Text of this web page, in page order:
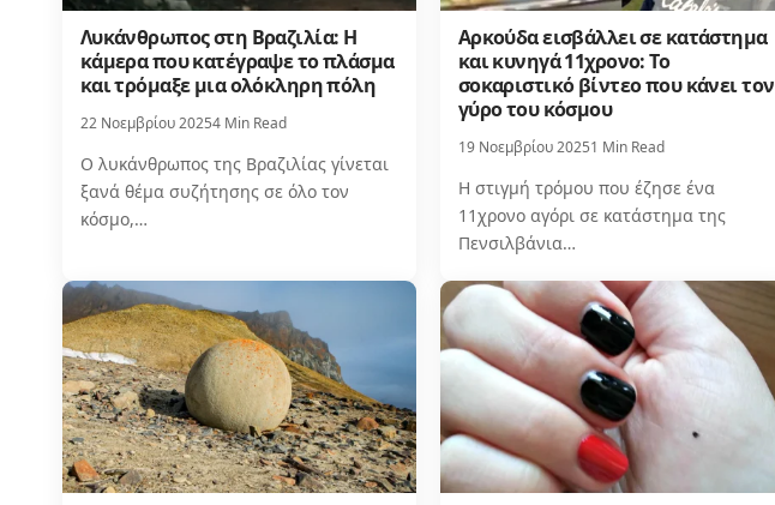
Λυκάνθρωπος στη Βραζιλία: Η
κάμερα που κατέγραψε το πλάσμα
και τρόμαξε μια ολόκληρη πόλη
22 Νοεμβρίου 20254 Min Read
Ο λυκάνθρωπος της Βραζιλίας γίνεται
ξανά θέμα συζήτησης σε όλο τον
κόσμο,…
Αρκούδα εισβάλλει σε κατάστημα
και κυνηγά 11χρονο: Το
σοκαριστικό βίντεο που κάνει τον
γύρο του κόσμου
19 Νοεμβρίου 20251 Min Read
Η στιγμή τρόμου που έζησε ένα
11χρονο αγόρι σε κατάστημα της
Πενσιλβάνια…